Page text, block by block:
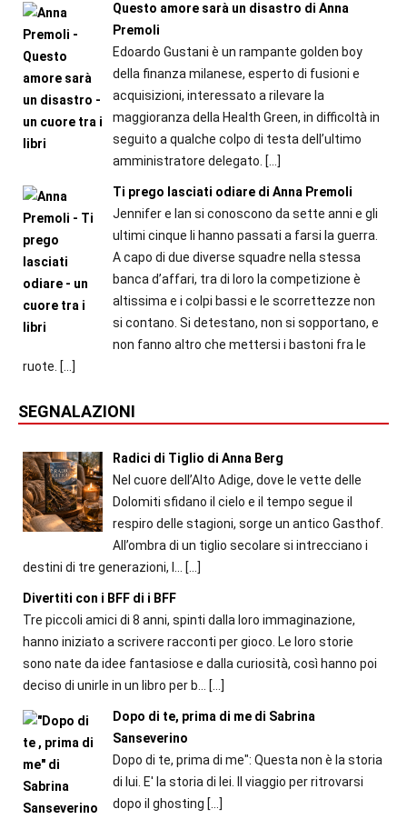
Questo amore sarà un disastro di Anna
Premoli
Edoardo Gustani è un rampante golden boy
della finanza milanese, esperto di fusioni e
acquisizioni, interessato a rilevare la
maggioranza della Health Green, in difficoltà in
seguito a qualche colpo di testa dell’ultimo
amministratore delegato. […]
Ti prego lasciati odiare di Anna Premoli
Jennifer e Ian si conoscono da sette anni e gli
ultimi cinque li hanno passati a farsi la guerra.
A capo di due diverse squadre nella stessa
banca d’affari, tra di loro la competizione è
altissima e i colpi bassi e le scorrettezze non
si contano. Si detestano, non si sopportano, e
non fanno altro che mettersi i bastoni fra le
ruote. […]
SEGNALAZIONI
Radici di Tiglio di Anna Berg
Nel cuore dell’Alto Adige, dove le vette delle
Dolomiti sfidano il cielo e il tempo segue il
respiro delle stagioni, sorge un antico Gasthof.
All’ombra di un tiglio secolare si intrecciano i
destini di tre generazioni, l... […]
Divertiti con i BFF di i BFF
Tre piccoli amici di 8 anni, spinti dalla loro immaginazione,
hanno iniziato a scrivere racconti per gioco. Le loro storie
sono nate da idee fantasiose e dalla curiosità, così hanno poi
deciso di unirle in un libro per b... […]
Dopo di te, prima di me di Sabrina
Sanseverino
Dopo di te, prima di me": Questa non è la storia
di lui. E' la storia di lei. Il viaggio per ritrovarsi
dopo il ghosting […]